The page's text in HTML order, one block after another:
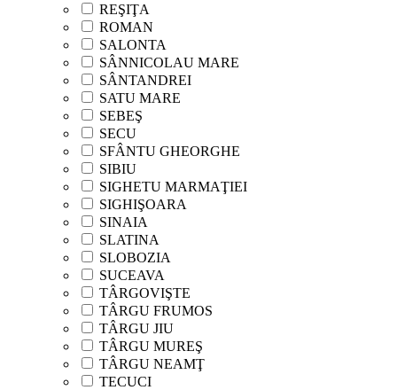
REŞIŢA
ROMAN
SALONTA
SÂNNICOLAU MARE
SÂNTANDREI
SATU MARE
SEBEŞ
SECU
SFÂNTU GHEORGHE
SIBIU
SIGHETU MARMAŢIEI
SIGHIŞOARA
SINAIA
SLATINA
SLOBOZIA
SUCEAVA
TÂRGOVIŞTE
TÂRGU FRUMOS
TÂRGU JIU
TÂRGU MUREŞ
TÂRGU NEAMŢ
TECUCI